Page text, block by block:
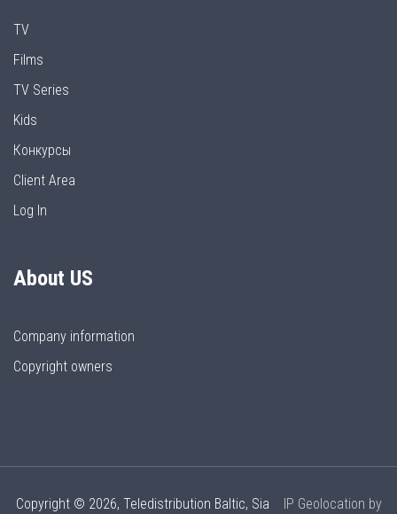
TV
Films
TV Series
Kids
Конкурсы
Client Area
Log In
About US
Company information
Copyright owners
Copyright © 2026, Teledistribution Baltic, Sia IP Geolocation by